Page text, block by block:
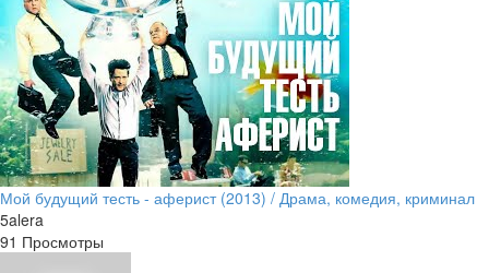
Мой будущий тесть - аферист (2013) / Драма, комедия, криминал
5alera
91 Просмотры